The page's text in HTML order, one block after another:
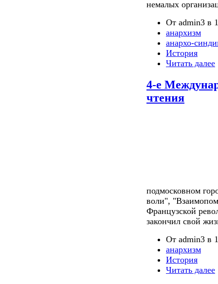
немалых
От admin3 в
анархизм
анархо-
История
Читать далее
4-е
чтения
подмосковном
воли",
Французской
закончил свой
От admin3 в
анархизм
История
Читать далее